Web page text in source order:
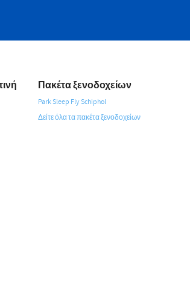
Πακέτα ξενοδοχείων
Park Sleep Fly Schiphol
Δείτε όλα τα πακέτα ξενοδοχείων